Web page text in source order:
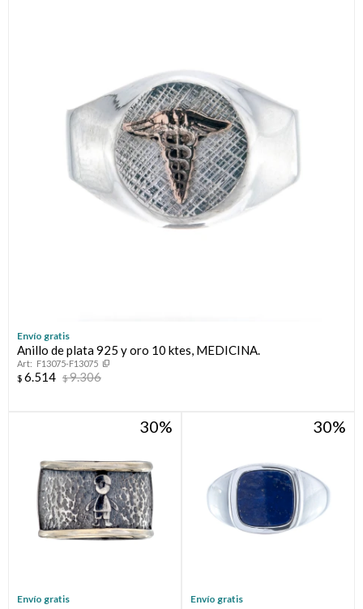
Envío gratis
Anillo de plata 925 y oro 10 ktes, MEDICINA.
F13075-F13075
$ 6.514 $9.306
30
Envío gratis
30
Envío gratis